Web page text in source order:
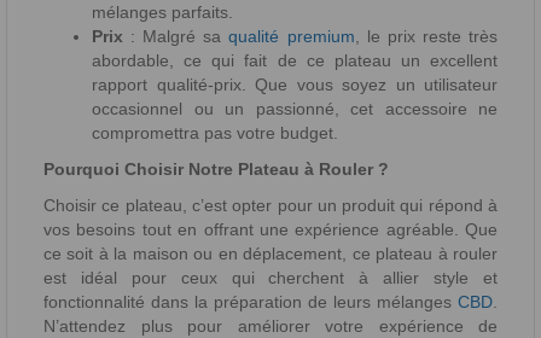
mélanges parfaits.
Prix : Malgré saqualité premium , le prix reste très
abordable, ce qui fait de ce plateau un excellent
rapport qualité-prix. Que vous soyez un utilisateur
occasionnel ou un passionné, cet accessoire ne
compromettra pas votre budget.
Pourquoi Choisir Notre Plateau à Rouler ?
Choisir ce plateau, c’est opter pour un produit qui répond à
vos besoins tout en offrant une expérience agréable. Que
ce soit à la maison ou en déplacement, ce plateau à rouler
est idéal pour ceux qui cherchent à allier style et
fonctionnalité dans la préparation de leurs mélanges CBD
N’attendez plus pour améliorer votre expérience de